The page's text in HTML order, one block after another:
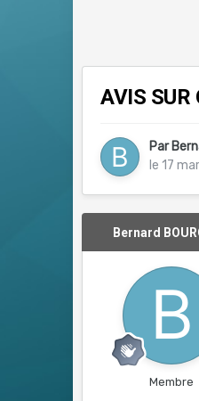
AVIS SUR
Par
le 17
Bernard
Membre